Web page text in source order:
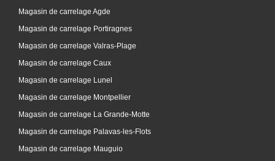
Magasin de carrelage Agde
Magasin de carrelage Portiragnes
Magasin de carrelage Valras-Plage
Magasin de carrelage Caux
Magasin de carrelage Lunel
Magasin de carrelage Montpellier
Magasin de carrelage La Grande-Motte
Magasin de carrelage Palavas-les-Flots
Magasin de carrelage Mauguio